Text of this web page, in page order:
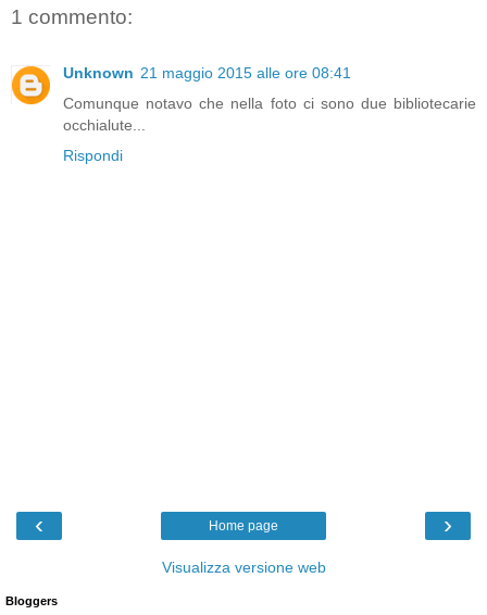
1 commento:
Unknown 21 maggio 2015 alle ore 08:41
Comunque notavo che nella foto ci sono due bibliotecarie
occhialute...
Rispondi
‹ ›
Home page
Visualizza versione web
Bloggers